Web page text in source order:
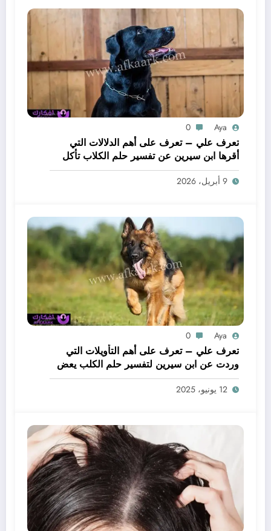
Aya
0
تعرف علي – تعرف على أهم الدلالات التي
أقرها ابن سيرين عن تفسير حلم الكلاب تأكل
لحم – بالتفصيل
9 أبريل، 2026
Aya
0
تعرف علي – تعرف على أهم التأويلات التي
وردت عن ابن سيرين لتفسير حلم الكلب يعض
يدي – بالتفصيل
12 يونيو، 2025